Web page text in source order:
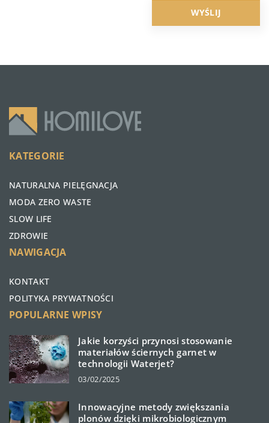
KATEGORIE
NATURALNA PIELĘGNACJA
MODA ZERO WASTE
SLOW LIFE
ZDROWIE
NAWIGACJA
KONTAKT
POLITYKA PRYWATNOŚCI
POPULARNE WPISY
Jakie korzyści przynosi stosowanie
materiałów ściernych garnet w
technologii Waterjet?
03/02/2025
Innowacyjne metody zwiększania
plonów dzięki mikrobiologicznym